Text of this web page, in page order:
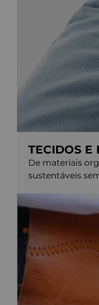
TECIDOS E
De materiais
sustentáveis